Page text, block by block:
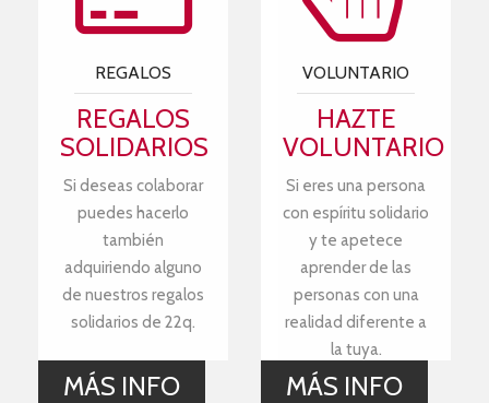
REGALOS
REGALOS
SOLIDARIOS
Si deseas colaborar
puedes hacerlo
también
adquiriendo alguno
de nuestros regalos
solidarios de 22q.
MÁS INFO
VOLUNTARIO
HAZTE
VOLUNTARIO
Si eres una persona
con espíritu solidario
y te apetece
aprender de las
personas con una
realidad diferente a
la tuya.
MÁS INFO